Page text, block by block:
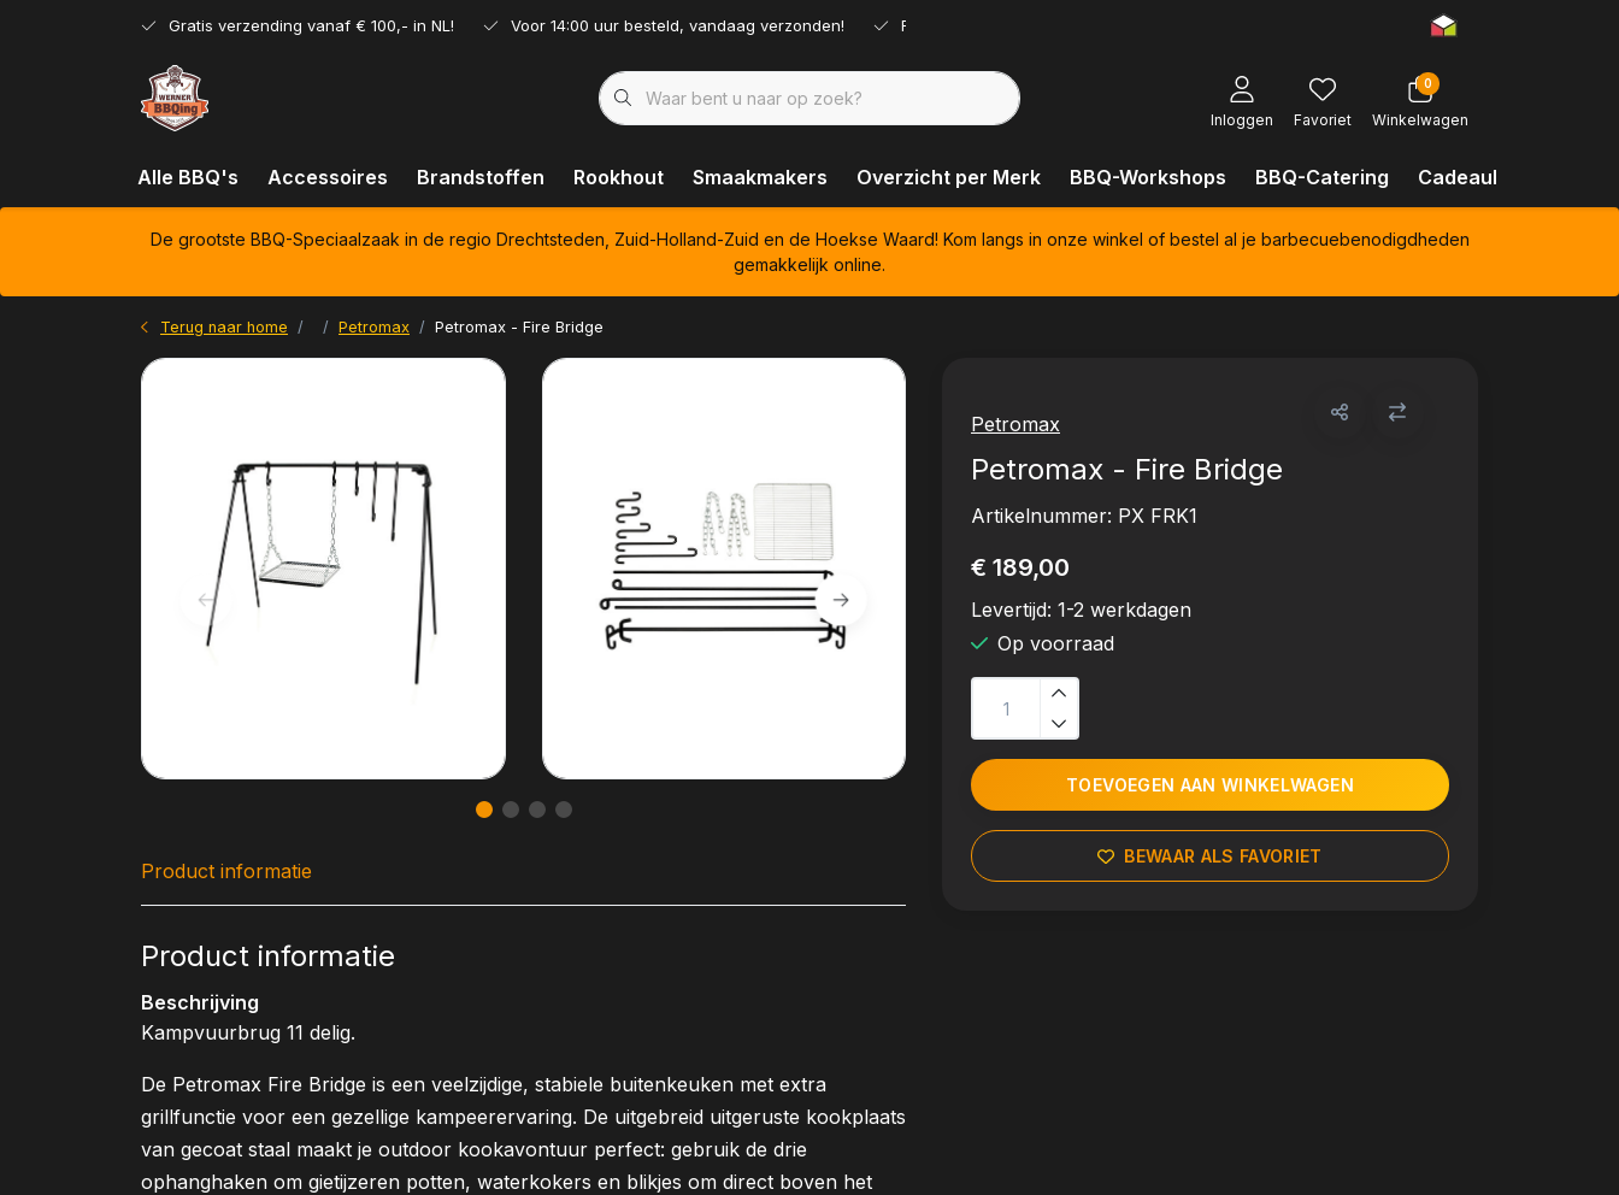
Gratis verzending vanaf € 100,- in NL! Voor 14:00 uur besteld, vandaag verzonden! Ruim assortiment!
Inloggen Favoriet
0
Winkelwagen
Alle BBQ's Accessoires Brandstoffen Rookhout Smaakmakers Overzicht per Merk BBQ-Workshops BBQ-Catering Cadeaubonnen
De grootste BBQ-Speciaalzaak in de regio Drechtsteden, Zuid-Holland-Zuid en de Hoekse Waard! Kom langs in onze winkel of bestel al je barbecuebenodigdheden
gemakkelijk online.
Terug naar home Petromax Petromax - Fire Bridge
Petromax
Petromax - Fire Bridge
Artikelnummer: PX FRK1
€ 189,00
Levertijd: 1-2 werkdagen
Op voorraad
TOEVOEGEN AAN WINKELWAGEN
BEWAAR ALS FAVORIET
Product informatie
Product informatie
Beschrijving
Kampvuurbrug 11 delig.
De Petromax Fire Bridge is een veelzijdige, stabiele buitenkeuken met extra
grillfunctie voor een gezellige kampeerervaring. De uitgebreid uitgeruste kookplaats
van gecoat staal maakt je outdoor kookavontuur perfect: gebruik de drie
ophanghaken om gietijzeren potten, waterkokers en blikjes om direct boven het